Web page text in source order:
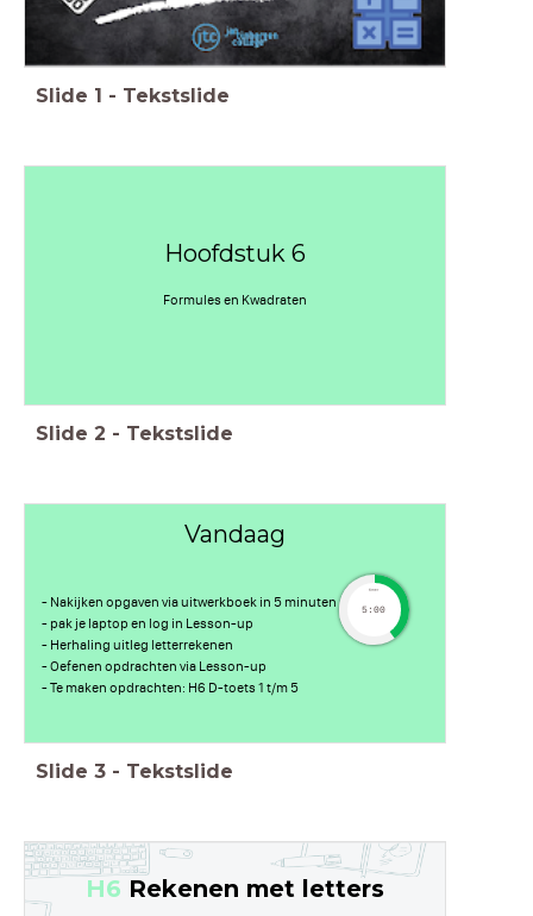
Slide 1 - Tekstslide
Hoofdstuk 6
Formules en Kwadraten
Slide 2 - Tekstslide
Vandaag
- Nakijken opgaven via uitwerkboek in 5 minuten
- pak je laptop en log in Lesson-up
- Herhaling uitleg letterrekenen
- Oefenen opdrachten via Lesson-up
- Te maken opdrachten: H6 D-toets 1 t/m 5
timer
5:00
Slide 3 - Tekstslide
H6 Rekenen met letters